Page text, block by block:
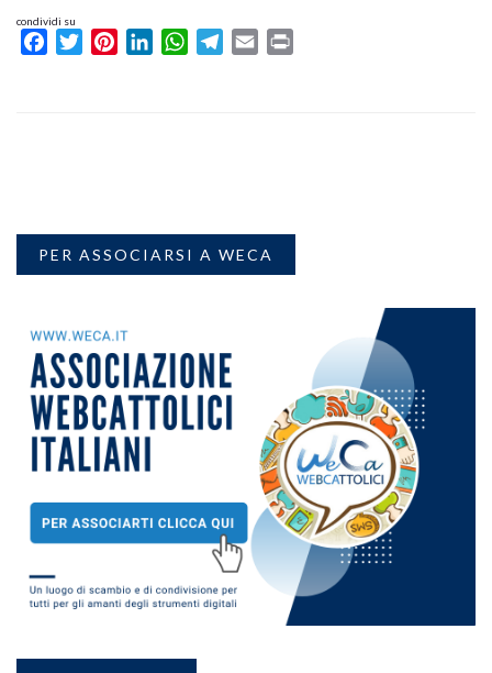
condividi su
FacebookTwitterPinterestLinkedInWhatsAppTelegram
Email
PER ASSOCIARSI A WECA